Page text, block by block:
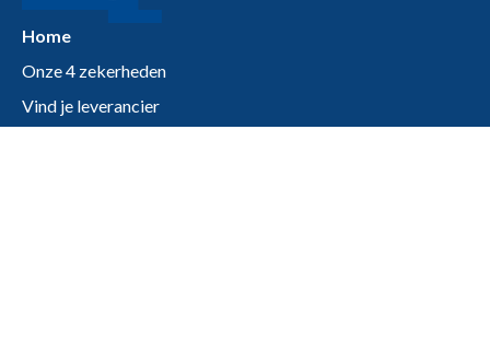
Home
Onze 4 zekerheden
Vind je leverancier